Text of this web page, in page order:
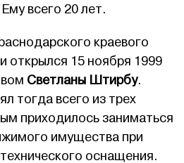
всего 20 лет.
краевого
открылся 15 ноября 1999
Светланы Штирбу.
тогда всего из трех
приходилось заниматься
имущества при
оснащения.